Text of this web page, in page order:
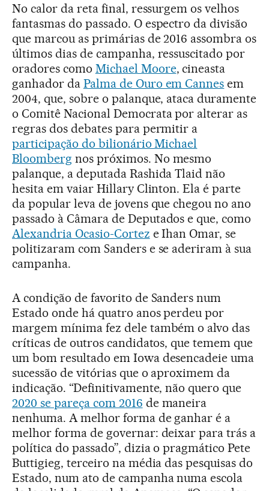
No calor da reta final, ressurgem os velhos
fantasmas do passado. O espectro da divisão
que marcou as primárias de 2016 assombra os
últimos dias de campanha, ressuscitado por
oradores como Michael Moore, cineasta
ganhador da Palma de Ouro em Cannes em
2004, que, sobre o palanque, ataca duramente
o Comitê Nacional Democrata por alterar as
regras dos debates para permitir a
participação do bilionário Michael
Bloomberg nos próximos. No mesmo
palanque, a deputada Rashida Tlaid não
hesita em vaiar Hillary Clinton. Ela é parte
da popular leva de jovens que chegou no ano
passado à Câmara de Deputados e que, como
Alexandria Ocasio-Cortez e Ihan Omar, se
politizaram com Sanders e se aderiram à sua
campanha.
A condição de favorito de Sanders num
Estado onde há quatro anos perdeu por
margem mínima fez dele também o alvo das
críticas de outros candidatos, que temem que
um bom resultado em Iowa desencadeie uma
sucessão de vitórias que o aproximem da
indicação. “Definitivamente, não quero que
2020 se pareça com 2016 de maneira
nenhuma. A melhor forma de ganhar é a
melhor forma de governar: deixar para trás a
política do passado”, dizia o pragmático Pete
Buttigieg, terceiro na média das pesquisas do
Estado, num ato de campanha numa escola